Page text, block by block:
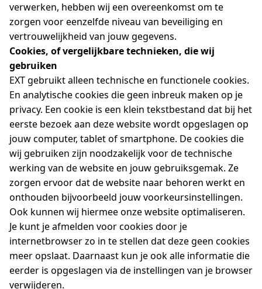
verwerken, hebben wij een overeenkomst om te
zorgen voor eenzelfde niveau van beveiliging en
vertrouwelijkheid van jouw gegevens.
Cookies, of vergelijkbare technieken, die wij
gebruiken
EXT gebruikt alleen technische en functionele cookies.
En analytische cookies die geen inbreuk maken op je
privacy. Een cookie is een klein tekstbestand dat bij het
eerste bezoek aan deze website wordt opgeslagen op
jouw computer, tablet of smartphone. De cookies die
wij gebruiken zijn noodzakelijk voor de technische
werking van de website en jouw gebruiksgemak. Ze
zorgen ervoor dat de website naar behoren werkt en
onthouden bijvoorbeeld jouw voorkeursinstellingen.
Ook kunnen wij hiermee onze website optimaliseren.
Je kunt je afmelden voor cookies door je
internetbrowser zo in te stellen dat deze geen cookies
meer opslaat. Daarnaast kun je ook alle informatie die
eerder is opgeslagen via de instellingen van je browser
verwijderen.